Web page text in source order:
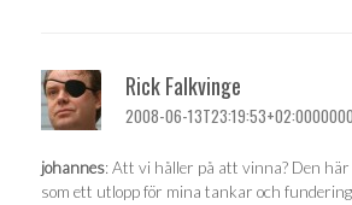
Rick Falkvinge
2008-06-
johannes: Att vi håller på att vinna? Den här
som ett utlopp för mina tankar och